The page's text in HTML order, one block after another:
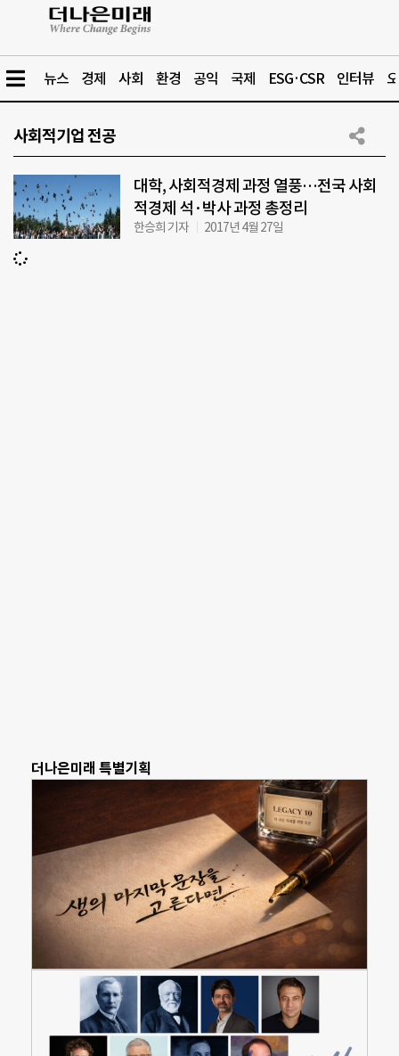
뉴스 경제 사회 환경 공익 국제 ESG·CSR 인터뷰
사회적기업 전공
대학, 사회적경제 과정 열풍…전국 사회
적경제 석·박사 과정 총정리
한승희 기자 2017년 4월 27일
더나은미래 특별기획